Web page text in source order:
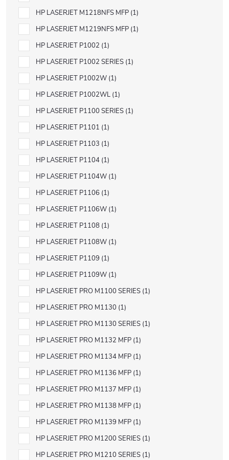
HP LASERJET M1218NFS MFP 1
HP LASERJET M1219NFS MFP 1
HP LASERJET P1002 1
HP LASERJET P1002 SERIES 1
HP LASERJET P1002W 1
HP LASERJET P1002WL 1
HP LASERJET P1100 SERIES 1
HP LASERJET P1101 1
HP LASERJET P1103 1
HP LASERJET P1104 1
HP LASERJET P1104W 1
HP LASERJET P1106 1
HP LASERJET P1106W 1
HP LASERJET P1108 1
HP LASERJET P1108W 1
HP LASERJET P1109 1
HP LASERJET P1109W 1
HP LASERJET PRO M1100 SERIES 1
HP LASERJET PRO M1130 1
HP LASERJET PRO M1130 SERIES 1
HP LASERJET PRO M1132 MFP 1
HP LASERJET PRO M1134 MFP 1
HP LASERJET PRO M1136 MFP 1
HP LASERJET PRO M1137 MFP 1
HP LASERJET PRO M1138 MFP 1
HP LASERJET PRO M1139 MFP 1
HP LASERJET PRO M1200 SERIES 1
HP LASERJET PRO M1210 SERIES 1